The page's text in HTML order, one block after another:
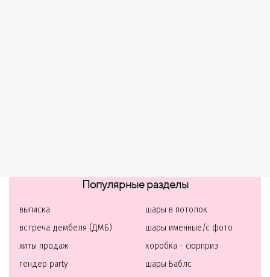
Популярные разделы
выписка
встреча дембеля (ДМБ)
хиты продаж
гендер party
шары в потолок
шары именные/с фото
коробка - сюрприз
шары Баблс